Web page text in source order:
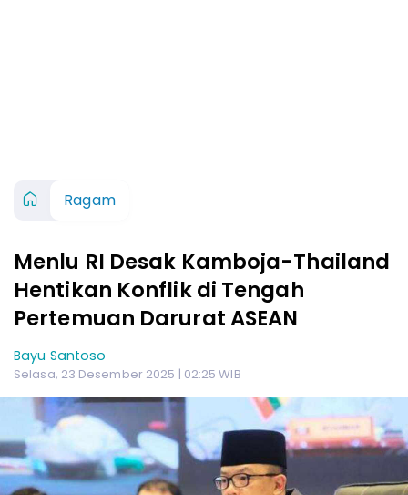
Ragam
Menlu RI Desak Kamboja-Thailand
Hentikan Konflik di Tengah
Pertemuan Darurat ASEAN
Bayu Santoso
Selasa, 23 Desember 2025 | 02:25 WIB